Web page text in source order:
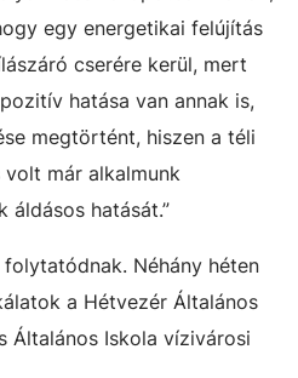
egy energetikai felújítás
cserére kerül, mert
hatása van annak is,
megtörtént, hiszen a téli
már alkalmunk
áldásos hatását.”
Néhány héten
a Hétvezér Általános
Általános Iskola vízivárosi